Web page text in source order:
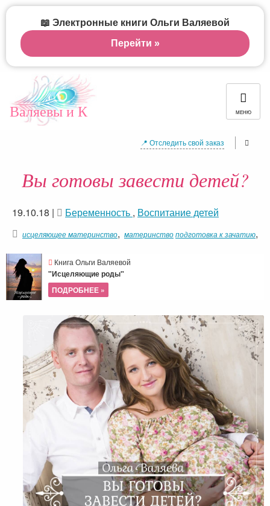
Валяевы и К МЕНЮ
📍 Отследить свой заказ
Вы готовы завести детей?
19.10.18 | Беременность , Воспитание детей
исцеляющее материнство, материнствоподготовка к зачатию,
Книга Ольги Валяевой
"Исцеляющие роды"
ПОДРОБНЕЕ »
📖 Электронные книги Ольги Валяевой
Перейти »